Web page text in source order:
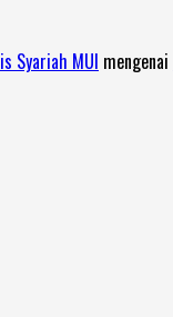
Syariah MUI mengenai